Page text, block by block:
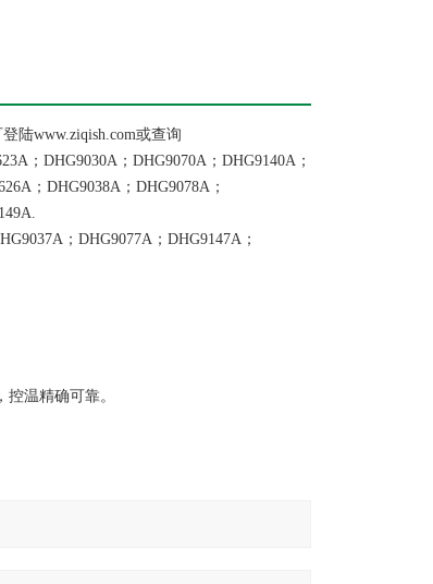
陆www.ziqish.com或查询
；DHG9030A；DHG9070A；DHG9140A；
；DHG9038A；DHG9078A；
；DHG9077A；DHG9147A；
温精确可靠。